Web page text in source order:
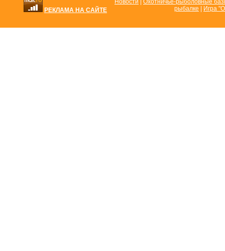
РЕКЛАМА НА САЙТЕ
Новости
Охотничье-рыболовные
рыбалке
Игра